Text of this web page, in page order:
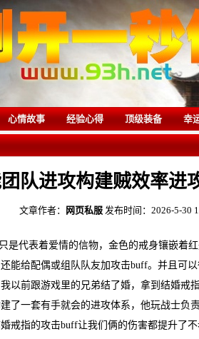
心情故事 经验心得 顶级装备 幸
队进攻构建贼效率进
文章作者： 网页私服 发布时间：2026-5-30
是代表着爱情的信物，金色的戒身镶嵌着
能给配偶或组队队友加攻击buff。并且可
以前跟游戏里的兄弟结了婚，拿到结婚戒
了一套有手就会的进攻体系，他玩战士负
戒指的攻击buff让我们俩的伤害都提升了